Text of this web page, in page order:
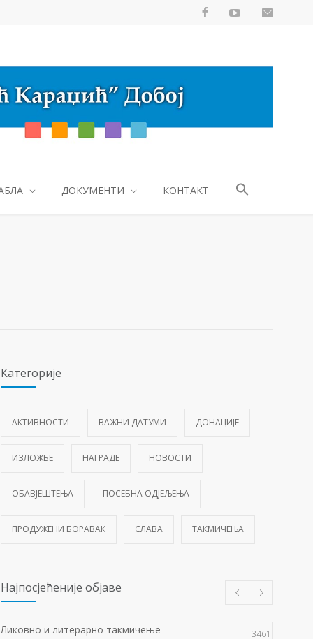
ДОКУМЕНТИ КОНТАКТ
Категорије
АКТИВНОСТИ ВАЖНИ ДАТУМИ ДОНАЦИЈЕ
ИЗЛОЖБЕ НАГРАДЕ НОВОСТИ
ОБАВЈЕШТЕЊА ПОСЕБНА ОДЈЕЉЕЊА
ПРОДУЖЕНИ БОРАВАК СЛАВА ТАКМИЧЕЊА
Најпосјећеније објаве
Ликовно и литерарно такмичење 3461